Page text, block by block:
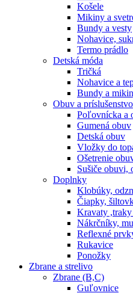
Košele
Mikiny a
Bundy a vesty
Nohavice,
Termo prádlo
Detská móda
Tričká
Nohavice a
Bundy a
Obuv a príslušenstvo
Poľovnícka a
Gumená obuv
Detská obuv
Vložky do
Ošetrenie
Sušiče obuvi,
Doplnky
Klobúky,
Čiapky,
Kravaty
Nákrčníky,
Reflexné
Rukavice
Ponožky
Zbrane a strelivo
Zbrane (B,C)
Guľovnice